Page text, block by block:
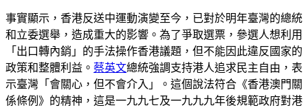
事實顯示，香港反送中運動演變至今，已對於明年臺灣的總統
和立委選舉，造成重大的影響。為了爭取選票，參選人想利用
「出口轉內銷」的手法操作香港議題，但不能因此違反國家的
政策和整體利益。 蔡英文總統強調支持港人追求民主自由，表
示臺灣「會關心，但不會介入」。這個說法符合《香港澳門關
係條例》的精神，這是一九九七及一九九九年後規範政府對港